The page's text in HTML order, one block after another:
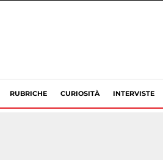
RUBRICHE CURIOSITÀ INTERVISTE